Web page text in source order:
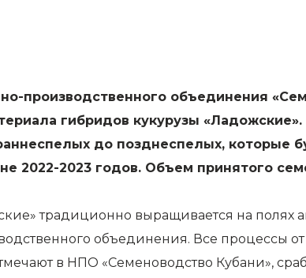
производственного объединения
гибридов кукурузы
до позднеспелых, которые
2022-2023 годов. Объем принятого
традиционно выращивается на полях
объединения. Все процессы
в НПО «Семеноводство Кубани»,